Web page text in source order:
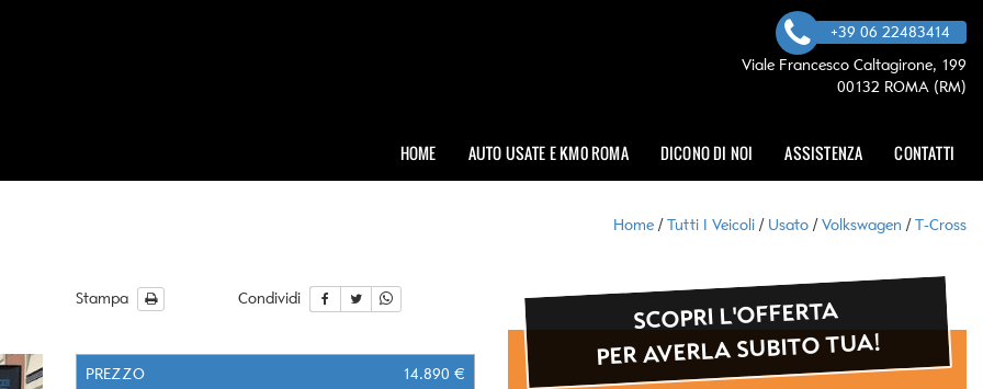
+39 06 22483414
Viale Francesco Caltagirone, 199
00132 ROMA (RM)
HOME AUTO USATE E KM0 ROMA DICONO DI NOI ASSISTENZA CONTATTI
Home /Tutti I Veicoli / Usato /Volkswagen /T-Cross
Stampa Condividi
PREZZO 14.890 €
SCOPRI L'OFFERTA
PER AVERLA SUBITO TUA!